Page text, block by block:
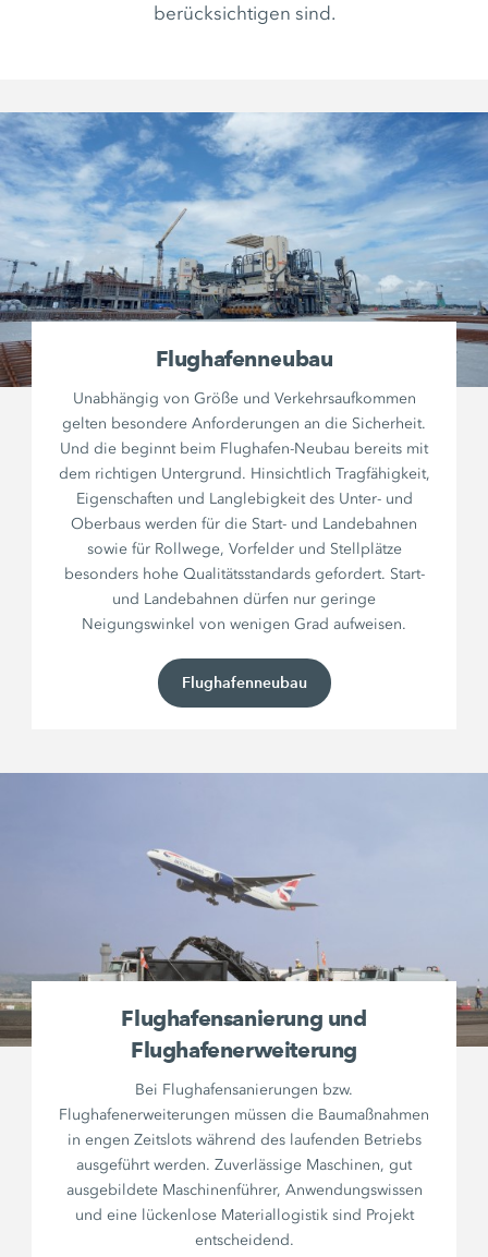
berücksichtigen sind.
Flughafenneubau
Unabhängig von Größe und Verkehrsaufkommen
gelten besondere Anforderungen an die Sicherheit.
Und die beginnt beim Flughafen-Neubau bereits mit
dem richtigen Untergrund. Hinsichtlich Tragfähigkeit,
Eigenschaften und Langlebigkeit des Unter- und
Oberbaus werden für die Start- und Landebahnen
sowie für Rollwege, Vorfelder und Stellplätze
besonders hohe Qualitätsstandards gefordert. Start-
und Landebahnen dürfen nur geringe
Neigungswinkel von wenigen Grad aufweisen.
Flughafenneubau
Flughafensanierung und
Flughafenerweiterung
Bei Flughafensanierungen bzw.
Flughafenerweiterungen müssen die Baumaßnahmen
in engen Zeitslots während des laufenden Betriebs
ausgeführt werden. Zuverlässige Maschinen, gut
ausgebildete Maschinenführer, Anwendungswissen
und eine lückenlose Materiallogistik sind Projekt
entscheidend.